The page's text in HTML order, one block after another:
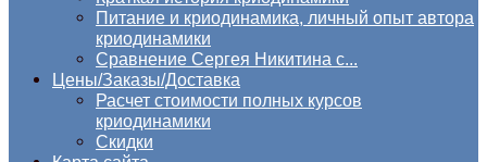
Питание и криодинамика, личный опыт автора
криодинамики
Сравнение Сергея Никитина с...
Цены/Заказы/Доставка
Расчет стоимости полных курсов
криодинамики
Скидки